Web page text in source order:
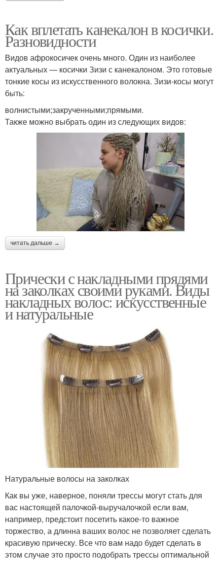
Как вплетать канекалон в косички.
Разновидности
Видов афрокосичек очень много. Один из наиболее
актуальных — косички Зизи с канекалоном. Это готовые
тонкие косы из искусственного волокна. Зизи-косы могут
быть:
волнистыми;закрученными;прямыми.
Также можно выбрать один из следующих видов:
читать дальше →
Прически с накладными прядями
на заколках своими руками. Виды
накладных волос: искусственные
и натуральные
Натуральные волосы на заколках
Как вы уже, наверное, поняли трессы могут стать для
вас настоящей палочкой-выручалочкой если вам,
например, предстоит посетить какое-то важное
торжество, а длинна ваших волос не позволяет сделать
красивую прическу. Все что вам надо будет сделать в
этом случае это просто подобрать трессы оптимальной